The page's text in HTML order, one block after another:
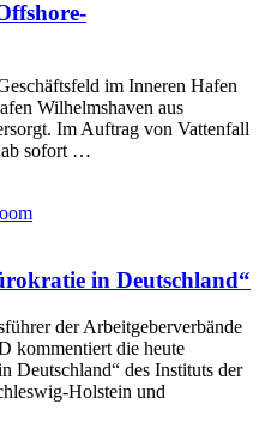
im Inneren Hafen
Wilhelmshaven aus
Im Auftrag von Vattenfall
ab sofort …
in Deutschland“
der Arbeitgeberverbände
die heute
Deutschland“ des Instituts der
Holstein und